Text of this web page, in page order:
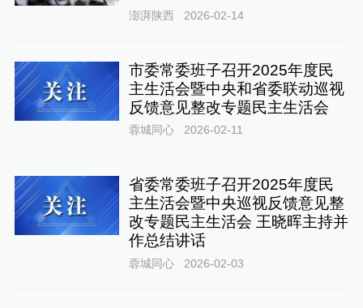
澎湃陕西 2026-02-14
市委常委班子召开2025年度民
主生活会暨中央和省委联动巡视
反馈意见整改专题民主生活会
蓉城同心 2026-02-11
省委常委班子召开2025年度民
主生活会暨中央巡视反馈意见整
改专题民主生活会 王晓晖主持并
作总结讲话
蓉城同心 2026-02-03